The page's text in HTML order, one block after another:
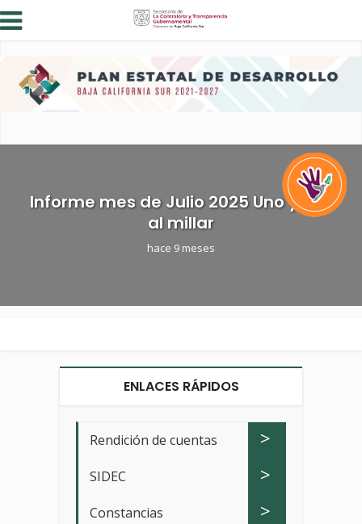
Informe mes de Julio 2025 Uno y Dos
al millar
hace 9 meses
ENLACES RÁPIDOS
Rendición de cuentas >
SIDEC >
Constancias >